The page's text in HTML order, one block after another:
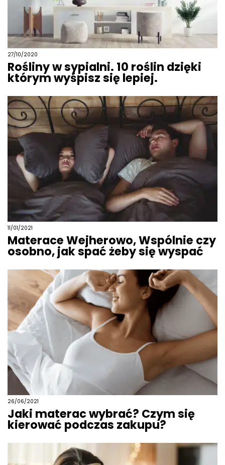
27/10/2020
Rośliny w sypialni. 10 roślin dzięki
którym wyśpisz się lepiej.
11/01/2021
Materace Wejherowo, Wspólnie czy
osobno, jak spać żeby się wyspać
26/06/2021
Jaki materac wybrać? Czym się
kierować podczas zakupu?